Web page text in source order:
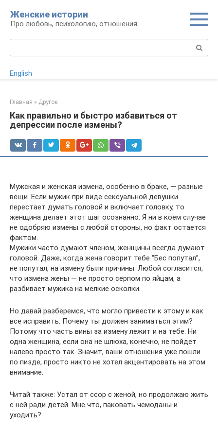
контенту
Женские истории
Про любовь, психологию, отношения
English
Главная » Другое
Как правильно и быстро избавиться от
депрессии после измены?
Мужская и женская измена, особенно в браке, — разные
вещи. Если мужик при виде сексуальной девушки
перестает думать головой и включает головку, то
женщина делает этот шаг осознанно. Я ни в коем случае
не одобряю измены с любой стороны, но факт остается
фактом.
Мужики часто думают членом, женщины всегда думают
головой. Даже, когда жена говорит тебе “Бес попутал”,
не попутал, на измену были причины. Любой согласится,
что измена жены — не просто серпом по яйцам, а
разбивает мужика на мелкие осколки.
Но давай разберемся, что могло привести к этому и как
все исправить. Почему ты должен заниматься этим?
Потому что часть вины за измену лежит и на тебе. Ни
одна женщина, если она не шлюха, конечно, не пойдет
налево просто так. Значит, ваши отношения уже пошли
по пизде, просто никто не хотел акцентировать на этом
внимание.
Читай также: Устал от ссор с женой, но продолжаю жить
с ней ради детей. Мне что, паковать чемоданы и
уходить?